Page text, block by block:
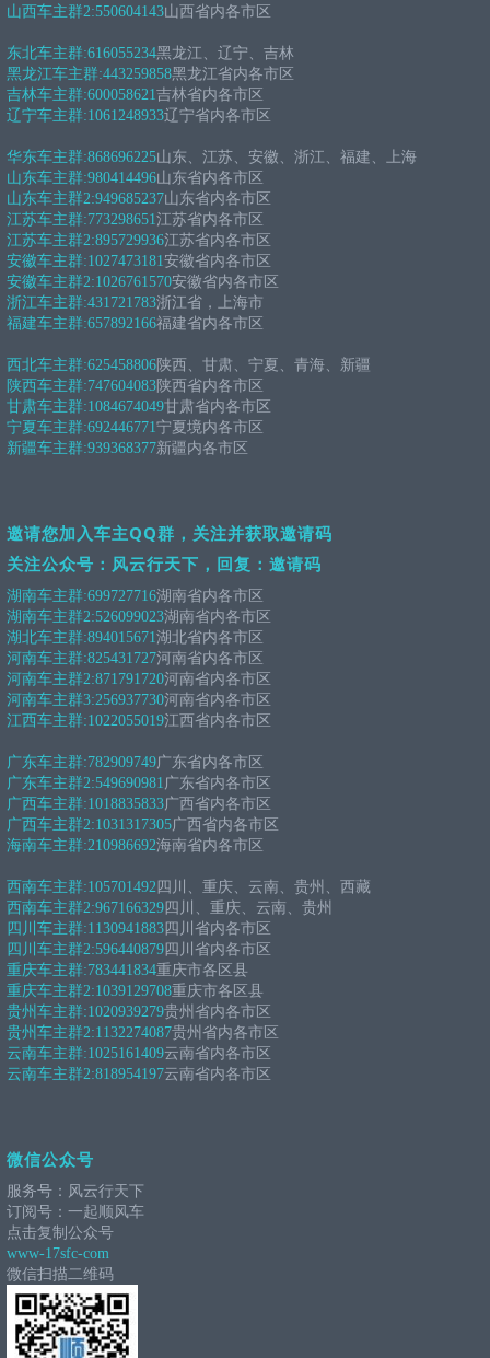
山西车主群2:550604143山西省内各市区
东北车主群:616055234黑龙江、辽宁、吉林
黑龙江车主群:443259858黑龙江省内各市区
吉林车主群:600058621吉林省内各市区
辽宁车主群:1061248933辽宁省内各市区
华东车主群:868696225山东、江苏、安徽、浙江、福建、上海
山东车主群:980414496山东省内各市区
山东车主群2:949685237山东省内各市区
江苏车主群:773298651江苏省内各市区
江苏车主群2:895729936江苏省内各市区
安徽车主群:1027473181安徽省内各市区
安徽车主群2:1026761570安徽省内各市区
浙江车主群:431721783浙江省，上海市
福建车主群:657892166福建省内各市区
西北车主群:625458806陕西、甘肃、宁夏、青海、新疆
陕西车主群:747604083陕西省内各市区
甘肃车主群:1084674049甘肃省内各市区
宁夏车主群:692446771宁夏境内各市区
新疆车主群:939368377新疆内各市区
邀请您加入车主QQ群，关注并获取邀请码
关注公众号：风云行天下，回复：邀请码
湖南车主群:699727716湖南省内各市区
湖南车主群2:526099023湖南省内各市区
湖北车主群:894015671湖北省内各市区
河南车主群:825431727河南省内各市区
河南车主群2:871791720河南省内各市区
河南车主群3:256937730河南省内各市区
江西车主群:1022055019江西省内各市区
广东车主群:782909749广东省内各市区
广东车主群2:549690981广东省内各市区
广西车主群:1018835833广西省内各市区
广西车主群2:1031317305广西省内各市区
海南车主群:210986692海南省内各市区
西南车主群:105701492 四川、重庆、云南、贵州、西藏
西南车主群2:967166329 四川、重庆、云南、贵州
四川车主群:1130941883 四川省内各市区
四川车主群2:596440879 四川省内各市区
重庆车主群:783441834重庆市各区县
重庆车主群2:1039129708重庆市各区县
贵州车主群:1020939279贵州省内各市区
贵州车主群2:1132274087贵州省内各市区
云南车主群:1025161409云南省内各市区
云南车主群2:818954197云南省内各市区
微信公众号
服务号：风云行天下
订阅号：一起顺风车
点击复制公众号
www-17sfc-com
微信扫描二维码